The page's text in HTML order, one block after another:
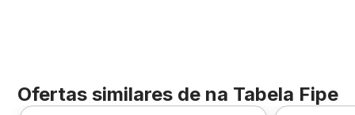
Ofertas similares de na Tabela Fipe